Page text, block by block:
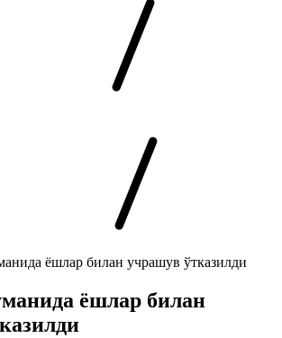
ёшлар билан учрашув ўтказилди
ёшлар билан